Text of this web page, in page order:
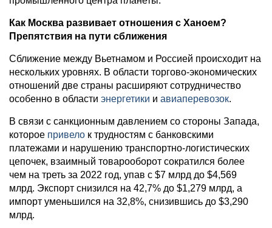
Как Москва развивает отношения с Ханоем?
Препятствия на пути сближения
Сближение между Вьетнамом и Россией происходит на
нескольких уровнях. В области торгово-экономических
отношений две страны расширяют сотрудничество
особенно в области энергетики и авиаперевозок.
В связи с санкционным давлением со стороны Запада,
которое привело к трудностям с банковскими
платежами и нарушению транспортно-логистических
цепочек, взаимный товарооборот сократился более
чем на треть за 2022 год, упав с $7 млрд до $4,569
млрд. Экспорт снизился на 42,7% до $1,279 млрд, а
импорт уменьшился на 32,8%, снизившись до $3,290
млрд.